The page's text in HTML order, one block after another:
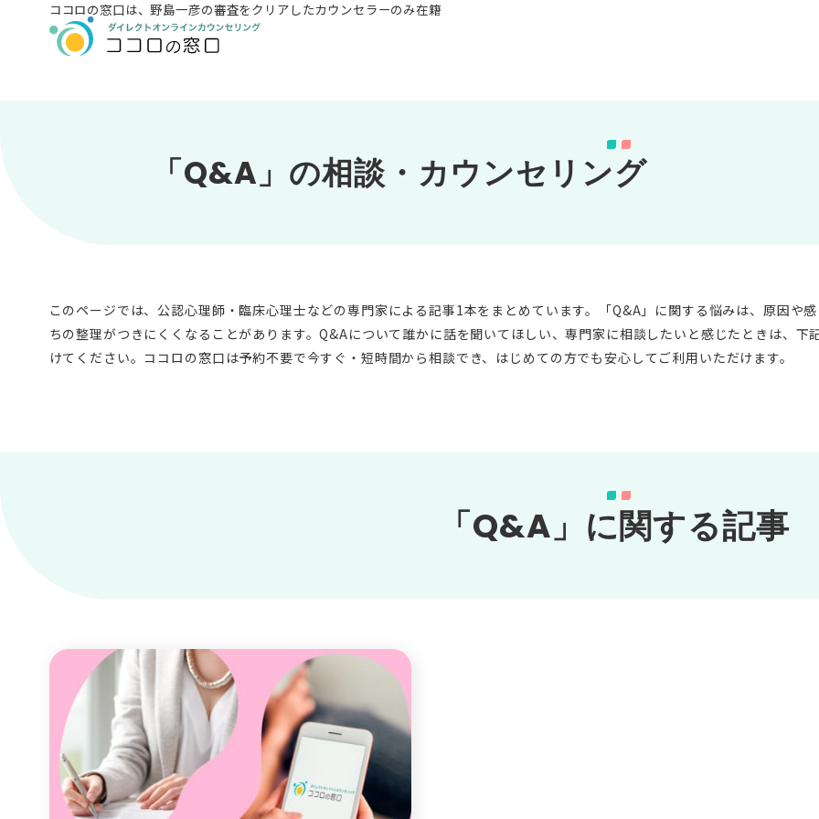
ココロの窓口は、野島一彦の審査をクリアしたカウンセラーのみ在籍
「Q&A」の相談・カウンセリング
このページでは、公認心理師・臨床心理士などの専門家による記事1本をまとめています。「Q&A」に関する悩みは、原因や
ちの整理がつきにくくなることがあります。Q&Aについて誰かに話を聞いてほしい、専門家に相談したいと感じたときは、
けてください。ココロの窓口は予約不要で今すぐ・短時間から相談でき、はじめての方でも安心してご利用いただけます。
「Q&A」に関する記事